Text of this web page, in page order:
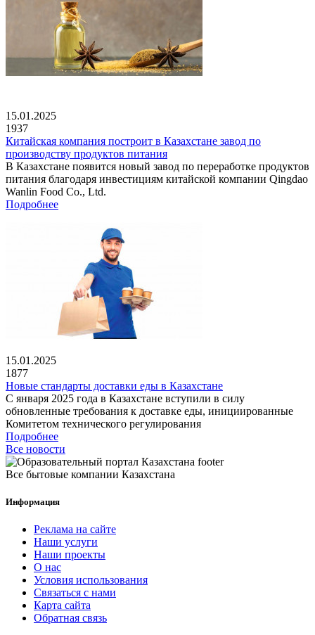
15.01.2025
1937
Китайская компания построит в Казахстане завод по
производству продуктов питания
В Казахстане появится новый завод по переработке продуктов
питания благодаря инвестициям китайской компании Qingdao
Wanlin Food Co., Ltd.
Подробнее
15.01.2025
1877
Новые стандарты доставки еды в Казахстане
С января 2025 года в Казахстане вступили в силу
обновленные требования к доставке еды, инициированные
Комитетом технического регулирования
Подробнее
Все новости
Все бытовые компании Казахстана
Информация
Реклама на сайте
Наши услуги
Наши проекты
О нас
Условия использования
Связаться с нами
Карта сайта
Обратная связь